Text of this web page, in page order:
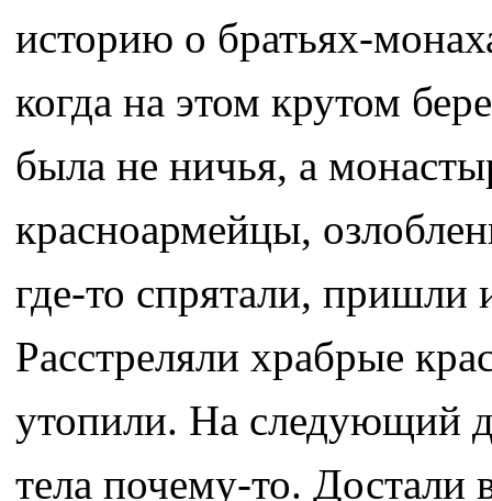
историю о братьях-
когда на этом крутом
была не ничья, а
красноармейцы,
где-то спрятали,
Расстреляли храбрые
утопили. На следующий
тела почему-то. Достали